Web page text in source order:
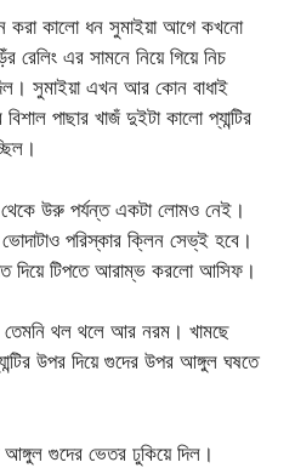
করা কালো ধন সুমাইয়া আগে কখনো
রেলিং এর সামনে নিয়ে গিয়ে নিচ
সুমাইয়া এখন আর কোন বাধাই
পাছার খাজঁ দুইটা কালো প্যান্টির
উরু পর্যন্ত একটা লোমও নেই।
পরিস্কার ক্লিন সেভ্ই হবে।
দিয়ে টিপতে আরাম্ভ করলো আসিফ।
তেমনি থল থলে আর নরম। খামছে
উপর দিয়ে গুদের উপর আঙ্গুল ঘষতে
আঙ্গুল গুদের ভেতর ঢুকিয়ে দিল।